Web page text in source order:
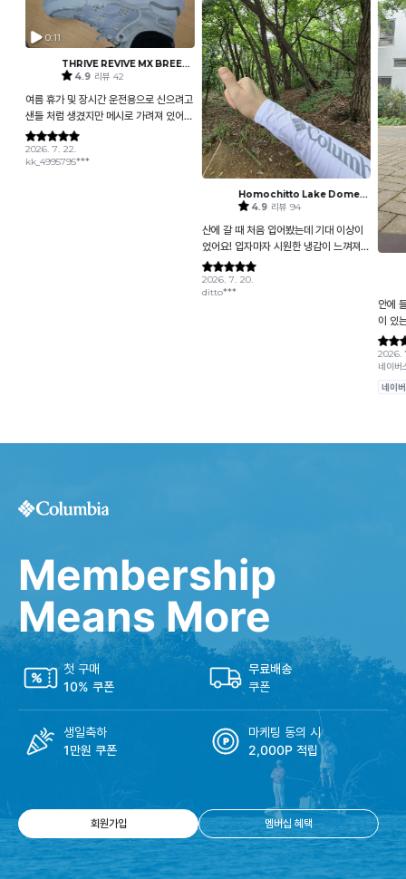
Membership
Means More
첫 구매
10% 쿠폰
무료배송
쿠폰
생일축하
1만원 쿠폰
마케팅 동의 시
2,000P 적립
회원가입 멤버십 혜택